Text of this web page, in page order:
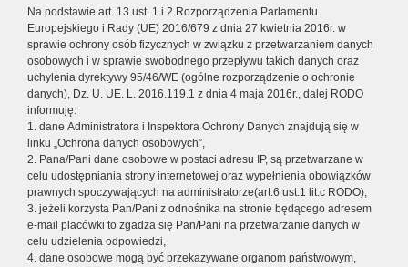
Na podstawie art. 13 ust. 1 i 2 Rozporządzenia Parlamentu
Europejskiego i Rady (UE) 2016/679 z dnia 27 kwietnia 2016r. w
sprawie ochrony osób fizycznych w związku z przetwarzaniem danych
osobowych i w sprawie swobodnego przepływu takich danych oraz
uchylenia dyrektywy 95/46/WE (ogólne rozporządzenie o ochronie
danych), Dz. U. UE. L. 2016.119.1 z dnia 4 maja 2016r., dalej RODO
informuję:
1. dane Administratora i Inspektora Ochrony Danych znajdują się w
linku „Ochrona danych osobowych”,
2. Pana/Pani dane osobowe w postaci adresu IP, są przetwarzane w
celu udostępniania strony internetowej oraz wypełnienia obowiązków
prawnych spoczywających na administratorze(art.6 ust.1 lit.c RODO),
3. jeżeli korzysta Pan/Pani z odnośnika na stronie będącego adresem
e-mail placówki to zgadza się Pan/Pani na przetwarzanie danych w
celu udzielenia odpowiedzi,
4. dane osobowe mogą być przekazywane organom państwowym,